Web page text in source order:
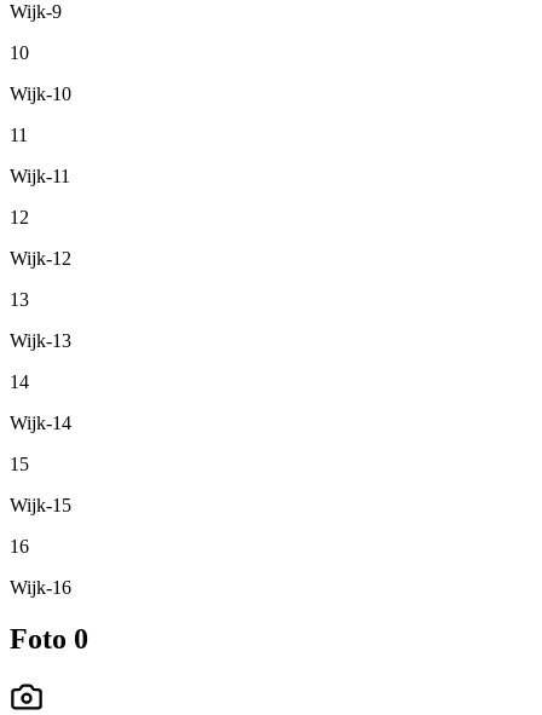
Wijk-9
10
Wijk-10
11
Wijk-11
12
Wijk-12
13
Wijk-13
14
Wijk-14
15
Wijk-15
16
Wijk-16
Foto 0